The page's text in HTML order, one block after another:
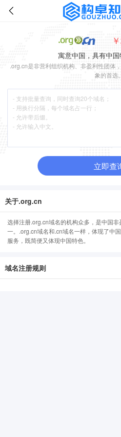
寓意中国，具有中国
.org.cn是非营利组织机构、非盈利性团体
象的首选。
立即查
关于.org.cn
选择注册.org.cn域名的机构众多，是中国
一。.org.cn域名和.cn域名一样，体现了中
服务，既简便又体现中国特色。
域名注册规则